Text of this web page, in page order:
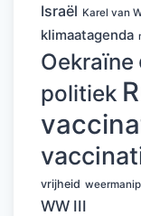
Israël Karel van
klimaatagenda
Oekraïne
politiek
vrijheid
WW III